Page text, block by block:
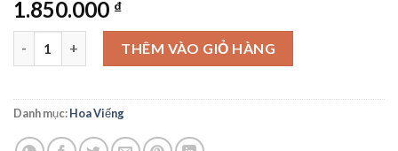
1.850.000 ₫
Hoa Viếng - HV09 số lượngTHÊM VÀO GIỎ HÀNG
Danh mục:Hoa Viếng